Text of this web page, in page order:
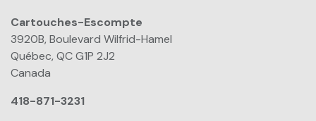
Cartouches-Escompte
3920B, Boulevard Wilfrid-Hamel
Québec, QC G1P 2J2
Canada
418-871-3231